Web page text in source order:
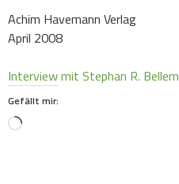
Achim Havemann Verlag
April 2008
Interview mit Stephan R. Bellem
Gefällt mir:
Loading…